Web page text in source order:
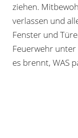
ziehen.
verlassen und
Fenster und
Feuerwehr unter
es brennt, WAS